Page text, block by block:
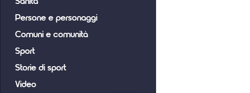
Persone e personaggi
Comuni e comunità
Sport
Storie di sport
Video